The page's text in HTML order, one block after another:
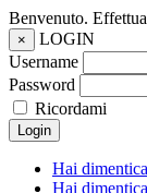
Benvenuto.
×
LOGIN
Username
Password
Ricordami
Login
Hai
Hai